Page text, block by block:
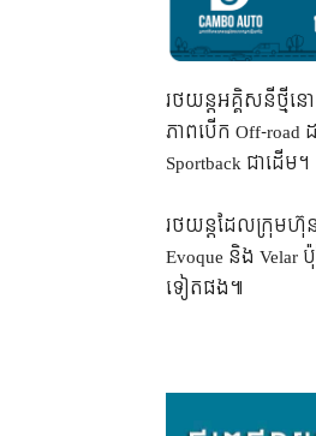
រថយន្តអគ្គិសនីថ្មីន
ភាពបើក Off-road
Sportback ជាដើម។
រថយន្តដែលក្រុមហ៊ុន
Evoque និង
ទៀតផង៕